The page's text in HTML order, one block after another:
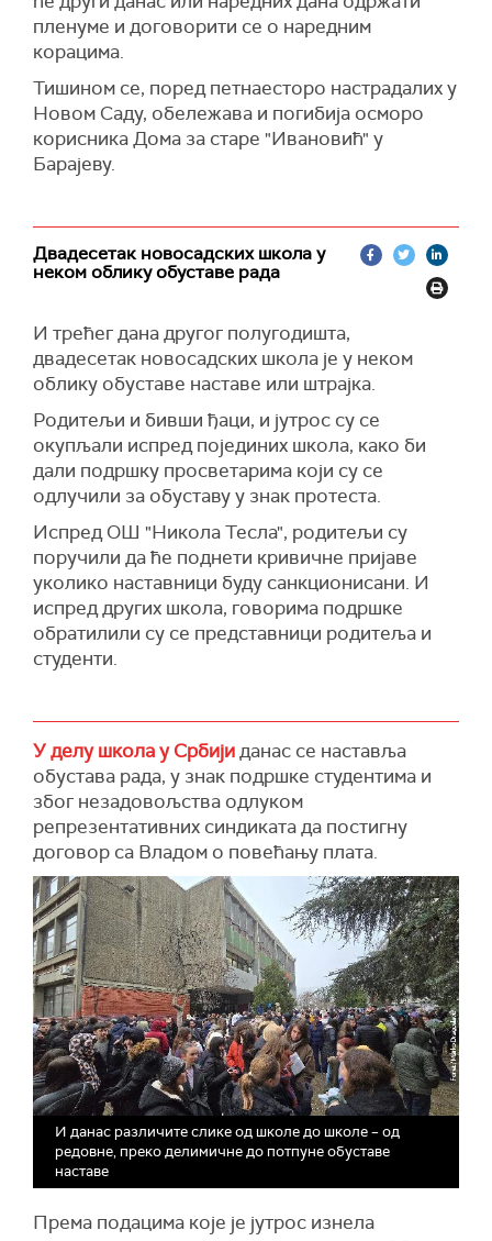
школску годину, што ће изазвати
незадовољство код неких родитеља који су
већ испланирали активности за време
распуста. Овакве ситуације компромитују и
припрему матураната за врло озбиљне испите,
као и припреме средњих школа за пријемне
испите", додала је министарка.
немогуће организовати матуру у предвиђеном
термину, па ће она морати да се одложи.
"Идеја није да се било ко отпушта, већ да се
све потребно мењати", закључила је Славица
Ђукић Дејановић.
(Фонет
пленуме и договорити се о наредним
корацима.
Тишином се, поред петнаесторо настрадалих у
Новом Саду, обележава и погибија осморо
корисника Дома за старе "Ивановић" у
Барајеву.
Двадесетак новосадских школа у
неком облику обуставе рада
И трећег дана другог полугодишта,
двадесетак новосадских школа је у неком
облику обуставе наставе или штрајка.
Родитељи и бивши ђаци, и јутрос су се
окупљали испред појединих школа, како би
дали подршку просветарима који су се
одлучили за обуставу у знак протеста.
Испред ОШ "Никола Тесла", родитељи су
поручили да ће поднети кривичне пријаве
уколико наставници буду санкционисани. И
испред других школа, говорима подршке
обратилили су се представници родитеља и
студенти.
У делу школа у Србијиданас се наставља
обустава рада, у знак подршке студентима и
због незадовољства одлуком
репрезентативних синдиката да постигну
договор са Владом о повећању плата.
И данас различите слике од школе до школе – од
редовне, преко делимичне до потпуне обуставе
наставе
Према подацима које је јутрос изнела